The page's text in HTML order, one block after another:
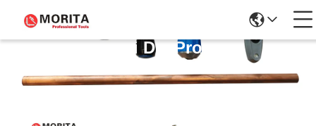
Dettagli Dei Prodotti